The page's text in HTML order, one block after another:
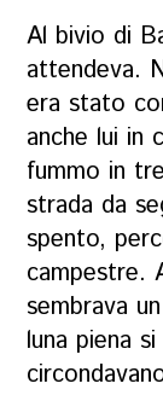
Al bivio di
attendeva.
era stato
anche lui in
fummo in
strada da
spento,
campestre.
sembrava
luna piena